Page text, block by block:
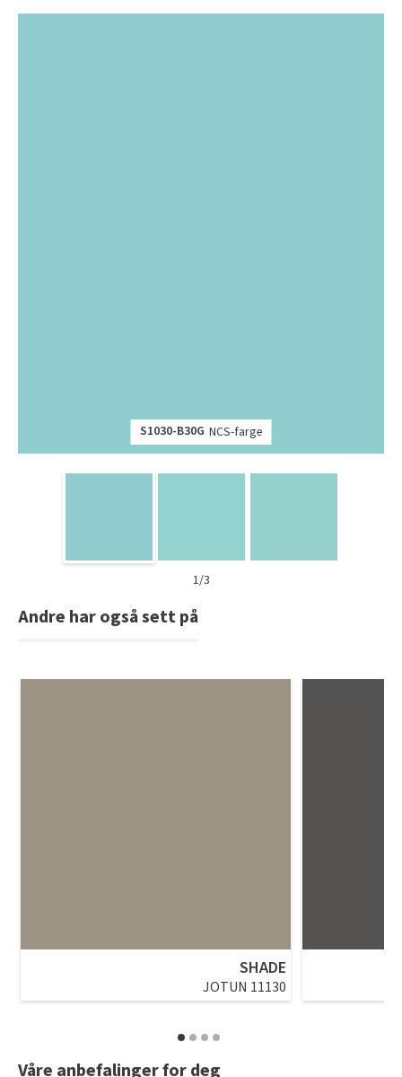
S1030-B30G NCS-farge
1/3
Andre har også sett på
SHADE
JOTUN 11130
Våre anbefalinger for deg